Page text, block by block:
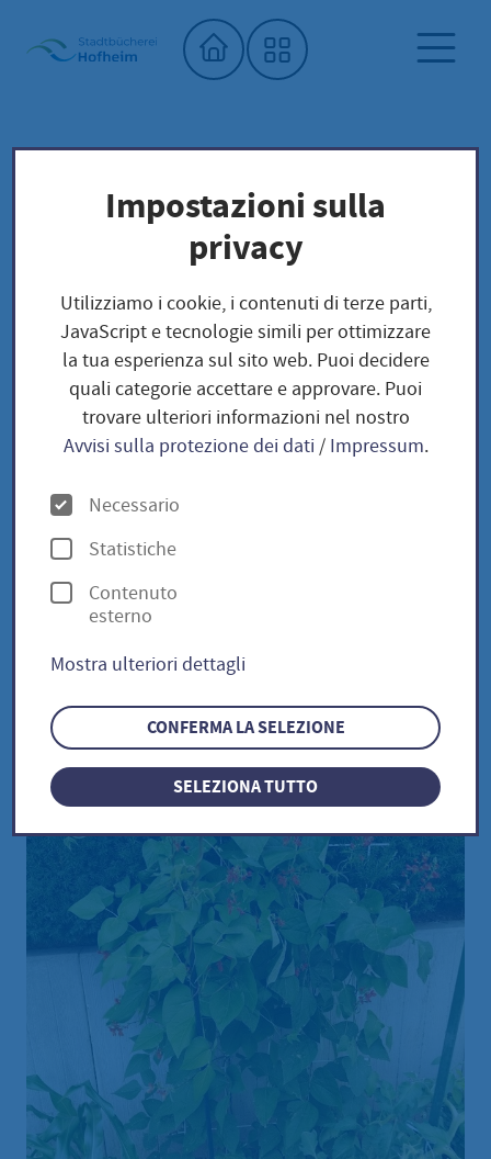
Home"
Biblioteca comunale
Biblioteca dei semi
Unser Saatgut: Aussaat - Ernte -
Hülsenfrüchte
Feuerbohne / Phaseolus coccineus
Feuerbohne /
Phaseolus coccineus
Feuerbohne / Phaseolus
coccineus
Impostazioni sulla
privacy
Utilizziamo i cookie, i contenuti di terze parti,
JavaScript e tecnologie simili per ottimizzare
la tua esperienza sul sito web. Puoi decidere
quali categorie accettare e approvare. Puoi
trovare ulteriori informazioni nel nostro
Avvisi sulla protezione dei dati/ Impressum.
O
p
z
i
n
Necessario
Statistiche
Contenuto
esterno
Mostra ulteriori dettagli
CONFERMA LA SELEZIONE
SELEZIONA TUTTO